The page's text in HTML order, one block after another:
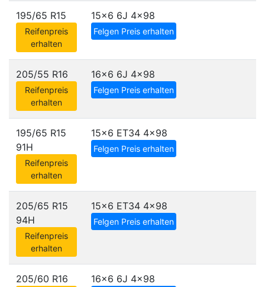
195/65 R15
Reifenpreis
erhalten
15x6 6J 4x98
Felgen Preis erhalten
205/55 R16
Reifenpreis
erhalten
16x6 6J 4x98
Felgen Preis erhalten
195/65 R15
91H
Reifenpreis
erhalten
15x6 ET34 4x98
Felgen Preis erhalten
205/65 R15
94H
Reifenpreis
erhalten
15x6 ET34 4x98
Felgen Preis erhalten
205/60 R16 16x6 6J 4x98